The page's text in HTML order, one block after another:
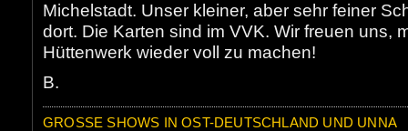
Michelstadt. Unser kleiner, aber sehr feiner
dort. Die Karten sind im VVK. Wir freuen uns,
Hüttenwerk wieder voll zu machen!
B.
GROSSE SHOWS IN OST-DEUTSCHLAND UND UNNA